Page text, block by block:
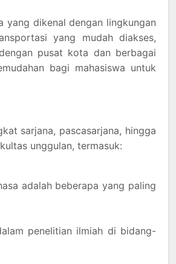
yang dikenal dengan lingkungan
yang mudah diakses,
pusat kota dan berbagai
bagi mahasiswa untuk
sarjana, pascasarjana, hingga
unggulan, termasuk:
adalah beberapa yang paling
penelitian ilmiah di bidang-